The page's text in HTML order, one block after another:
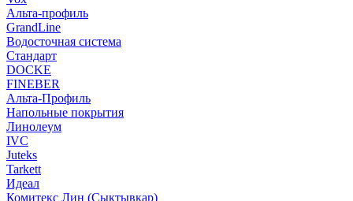
Альта-профиль
GrandLine
Водосточная система
Стандарт
DOCKE
FINEBER
Альта-Профиль
Напольные покрытия
Линолеум
IVC
Juteks
Tarkett
Идеал
Комитекс Лин (Сыктывкар)